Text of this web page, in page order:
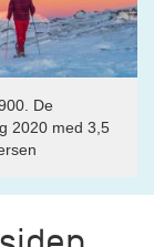
De
2020 med 3,5